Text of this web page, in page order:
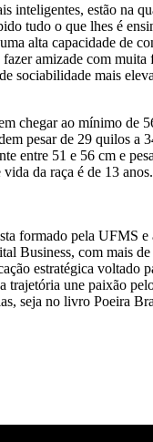
inteligentes, estão na
tudo o que lhes é
alta capacidade de
amizade com muita
sociabilidade mais
chegar ao mínimo de
pesar de 29 quilos a
entre 51 e 56 cm e
da raça é de 13 anos.
formado pela UFMS e
Business, com mais de
estratégica voltado
trajetória une paixão
seja no livro Poeira